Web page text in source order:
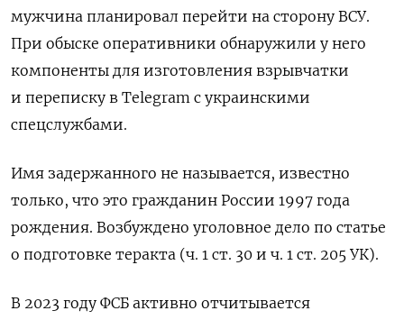
мужчина планировал перейти на сторону ВСУ.
При обыске оперативники обнаружили у него
компоненты для изготовления взрывчатки
и переписку в Telegram с украинскими
спецслужбами.
Имя задержанного не называется, известно
только, что это гражданин России 1997 года
рождения. Возбуждено уголовное дело по статье
о подготовке теракта (ч. 1 ст. 30 и ч. 1 ст. 205 УК).
В 2023 году ФСБ активно отчитывается